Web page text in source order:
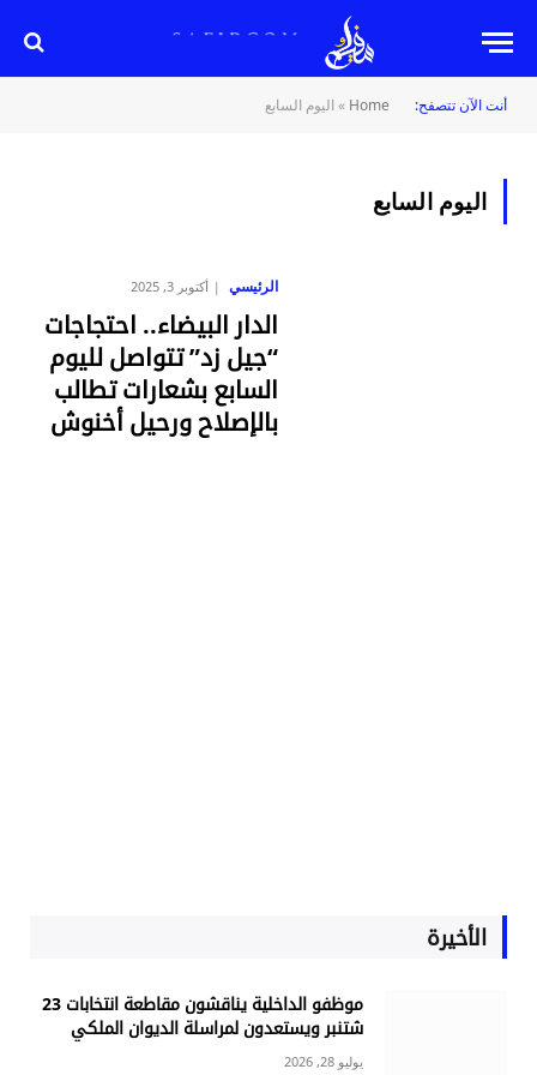
أنت الآن تتصفح: Home
» اليوم السابع
اليوم السابع
الرئيسي أكتوبر 3, 2025
الدار البيضاء.. احتجاجات
“جيل زد” تتواصل لليوم
السابع بشعارات تطالب
بالإصلاح ورحيل أخنوش
الأخيرة
موظفو الداخلية يناقشون مقاطعة انتخابات 23
شتنبر ويستعدون لمراسلة الديوان الملكي
يوليو 28, 2026